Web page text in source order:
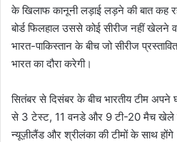
के खिलाफ कानूनी लड़ाई लड़ने की बात कह
बोर्ड फिलहाल उससे कोई सीरीज नहीं खेलने
भारत-पाकिस्तान के बीच जो सीरीज
भारत का दौरा करेगी।
सितंबर से दिसंबर के बीच भारतीय टीम
से 3 टेस्ट, 11 वनडे और 9 टी-20 मैच खेले
न्यूज़ीलैंड और श्रीलंका की टीमों के साथ